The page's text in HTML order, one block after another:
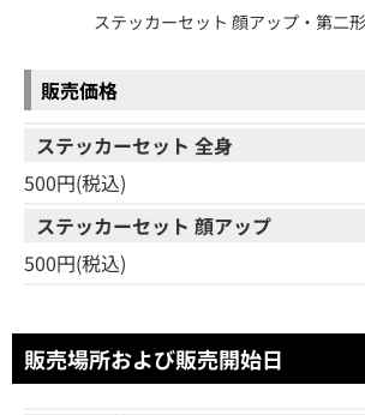
ステッカーセット 顔アップ・第二
販売価格
ステッカーセット 全身
500円(税込)
ステッカーセット 顔アップ
500円(税込)
販売場所および販売開始日